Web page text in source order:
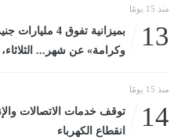
منذ 15 يومًا
13
بميزانية تفوق
وكرامة» عن شهر... الثلاثاء، 14 يوليو 2026 10:46 صـ
منذ 15 يومًا
14
توقف خدمات الاتصالات
انقطاع الكهرباء